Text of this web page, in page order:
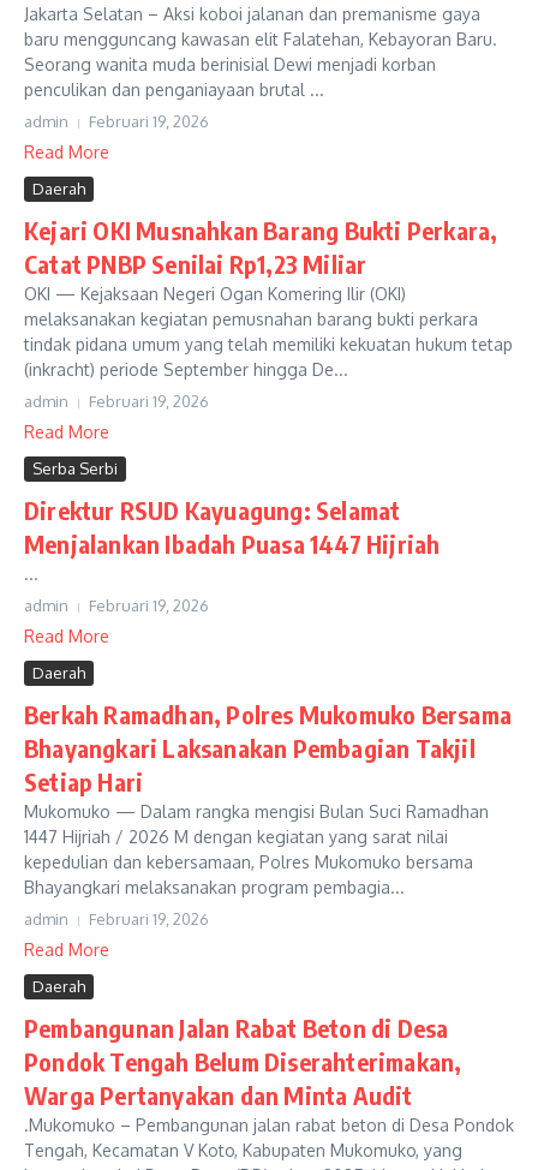
Jakarta Selatan – Aksi koboi jalanan dan premanisme gaya
baru mengguncang kawasan elit Falatehan, Kebayoran Baru.
Seorang wanita muda berinisial Dewi menjadi korban
penculikan dan penganiayaan brutal ...
admin Februari 19, 2026
Read More
Daerah
Kejari OKI Musnahkan Barang Bukti Perkara,
Catat PNBP Senilai Rp1,23 Miliar
OKI — Kejaksaan Negeri Ogan Komering Ilir (OKI)
melaksanakan kegiatan pemusnahan barang bukti perkara
tindak pidana umum yang telah memiliki kekuatan hukum tetap
(inkracht) periode September hingga De...
admin Februari 19, 2026
Read More
Serba Serbi
Direktur RSUD Kayuagung: Selamat
Menjalankan Ibadah Puasa 1447 Hijriah
...
admin Februari 19, 2026
Read More
Daerah
Berkah Ramadhan, Polres Mukomuko Bersama
Bhayangkari Laksanakan Pembagian Takjil
Setiap Hari
Mukomuko — Dalam rangka mengisi Bulan Suci Ramadhan
1447 Hijriah / 2026 M dengan kegiatan yang sarat nilai
kepedulian dan kebersamaan, Polres Mukomuko bersama
Bhayangkari melaksanakan program pembagia...
admin Februari 19, 2026
Read More
Daerah
Pembangunan Jalan Rabat Beton di Desa
Pondok Tengah Belum Diserahterimakan,
Warga Pertanyakan dan Minta Audit
.Mukomuko – Pembangunan jalan rabat beton di Desa Pondok
Tengah, Kecamatan V Koto, Kabupaten Mukomuko, yang